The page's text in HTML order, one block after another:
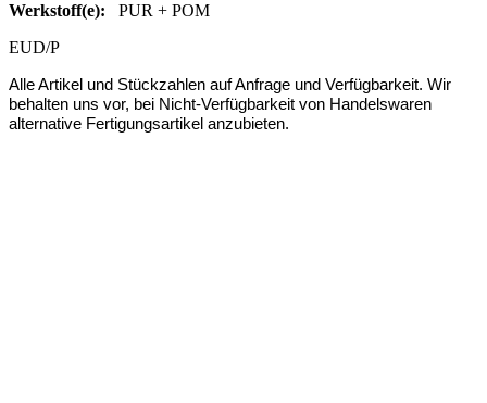
Werkstoff(e): PUR + POM
EUD/P
Alle Artikel und Stückzahlen auf Anfrage und Verfügbarkeit. Wir
behalten uns vor, bei Nicht-Verfügbarkeit von Handelswaren
alternative Fertigungsartikel anzubieten.